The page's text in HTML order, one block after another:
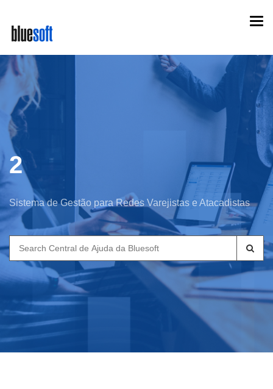
main
content
2
Sistema de Gestão para Redes Varejistas e Atacadistas
Search
for: